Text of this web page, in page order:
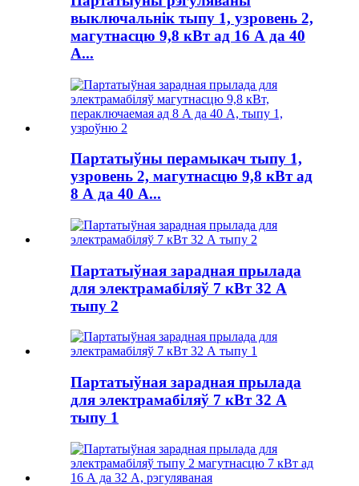
выключальнік тыпу 1, узровень 2,
магутнасцю 9,8 кВт ад 16 А да 40
А...
Партатыўны перамыкач тыпу 1,
узровень 2, магутнасцю 9,8 кВт ад
8 А да 40 А...
Партатыўная зарадная прылада
для электрамабіляў 7 кВт 32 А
тыпу 2
Партатыўная зарадная прылада
для электрамабіляў 7 кВт 32 А
тыпу 1